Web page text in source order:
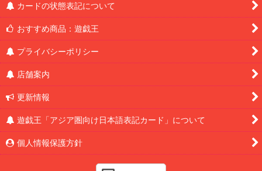
カードの状態表記について
おすすめ商品：遊戯王
プライバシーポリシー
店舗案内
更新情報
遊戯王「アジア圏向け日本語表記カード」について
個人情報保護方針